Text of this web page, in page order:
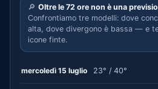
🔎 Oltre le 72 ore non è una
Confrontiamo tre modelli: dove
alta, dove divergono è bassa — e
icone finte.
mercoledì 15 luglio 23° / 40°